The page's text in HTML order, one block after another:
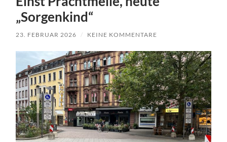
„Sorgenkind“
23. FEBRUAR 2026 / KEINE KOMMENTARE